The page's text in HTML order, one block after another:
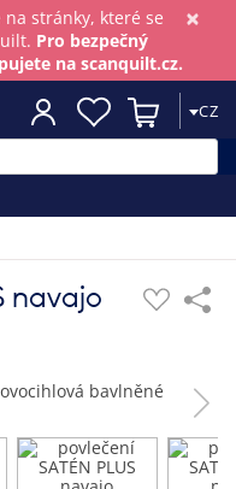
×
stránky, které se
Pro bezpečný
na scanquilt.cz.
CZ
navajo